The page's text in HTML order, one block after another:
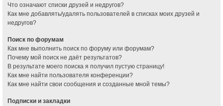
Что означают списки друзей и недругов?
Как мне добавлять/удалять пользователей в списках моих друзей и
недругов?
Поиск по форумам
Как мне выполнить поиск по форуму или форумам?
Почему мой поиск не даёт результатов?
В результате моего поиска я получил пустую страницу!
Как мне найти пользователя конференции?
Как мне найти свои сообщения и созданные мной темы?
Подписки и закладки